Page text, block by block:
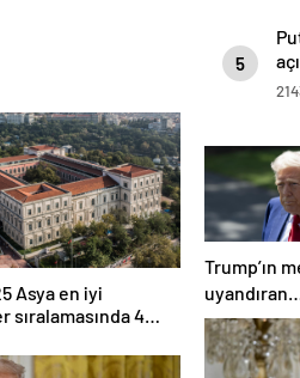
Asya en iyi
4
5
Trump’ın
uyandıran
sistemiyle